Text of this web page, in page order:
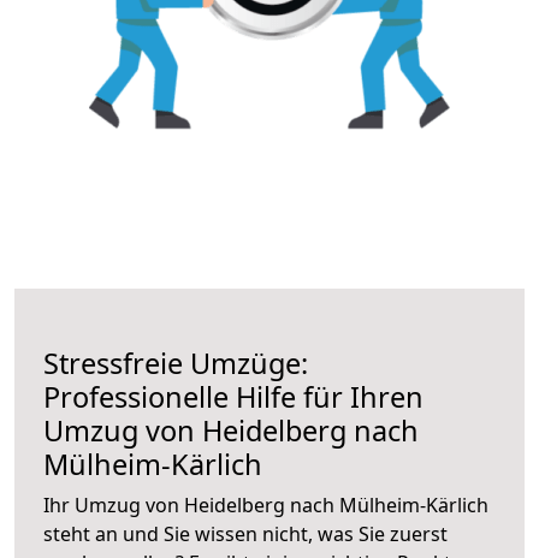
Stressfreie Umzüge:
Professionelle Hilfe für Ihren
Umzug von Heidelberg nach
Mülheim-Kärlich
Ihr Umzug von Heidelberg nach Mülheim-Kärlich
steht an und Sie wissen nicht, was Sie zuerst